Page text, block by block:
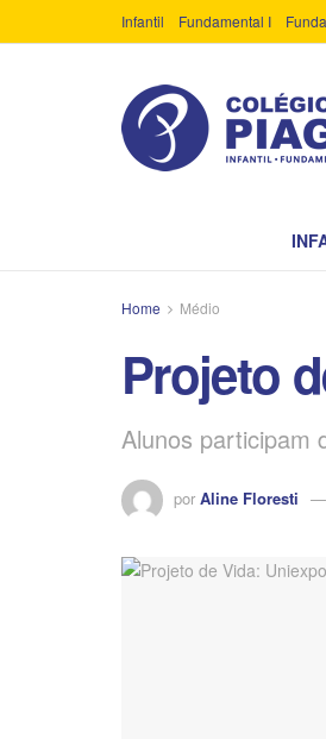
Infantil Fundamental I
Home Médio
Projeto
Alunos participam
por Aline Floresti